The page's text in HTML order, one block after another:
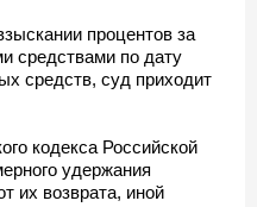
процентов за
средствами по дату
средств, суд приходит
кодекса Российской
удержания
их возврата, иной